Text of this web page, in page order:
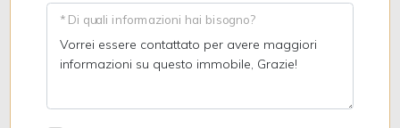
* Di quali informazioni hai bisogno?